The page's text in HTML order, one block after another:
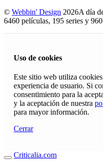
© Webbin' Design 2026A día
6460 películas, 195 series y
Uso de cookies
Este sitio web utiliza
experiencia de usuario. Si
consentimiento para la
y la aceptación de nuestra
para mayor información.
Cerrar
Criticalia.com